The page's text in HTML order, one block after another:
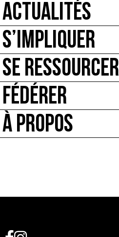
ACTUALITÉS
S’IMPLIQUER
SE RESSOURCER
FÉDÉRER
À PROPOS